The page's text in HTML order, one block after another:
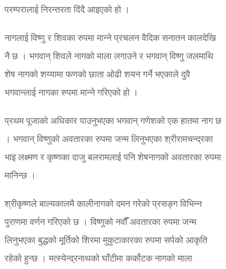
परम्परालाई निरन्तरता दिंदै आइएको हो ।
नागलाई विष्णु र शिवका रुपमा मान्ने प्रचलन वैदिक सनातन कालदेखि
नै छ । भगवान् शिवले नागको माला लगाउने र भगवान् विष्णु जलमाथि
शेष नागको शय्यामा फणको छाता ओढी शयन गर्ने भएकाले दुवै
भगवान्लाई नागका रुपमा मान्ने गरिएको हो ।
प्रथम पूजाको अधिकार पाउनुभएका भगवान् गणेशको एक हातमा नाग छ
। भगवान् विष्णुको अवतारका रुपमा जन्म लिनुभएका श्रीरामचन्द्रका
भाइ लक्ष्मण र कृष्णका दाजु बलरामलाई पनि शेषनागको अवतारका रुपमा
मानिन्छ ।
श्रीकृष्णले बाल्यकालमै कालीनागको दमन गरेको प्रसङ्ग विभिन्न
पुराणमा वर्णन गरिएको छ । विष्णुको नवौंँ अवतारका रुपमा जन्म
लिनुभएका बुद्धको मूर्तिको शिरमा मुकुटाकारका रुपमा सर्पको आकृति
रहेको हुन्छ । मत्स्येन्द्रनाथको घाँटीमा कर्कोटक नागको माला